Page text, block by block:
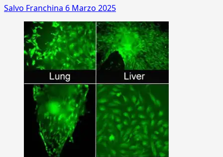
Salvo Franchina 6 Marzo 2025